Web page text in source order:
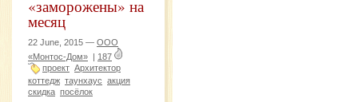
«заморожены» на
месяц
22 June, 2015 — ООО
«Монтос-Дом» | 187
проект Архитектор
коттедж таунхаус акция
скидка посёлок